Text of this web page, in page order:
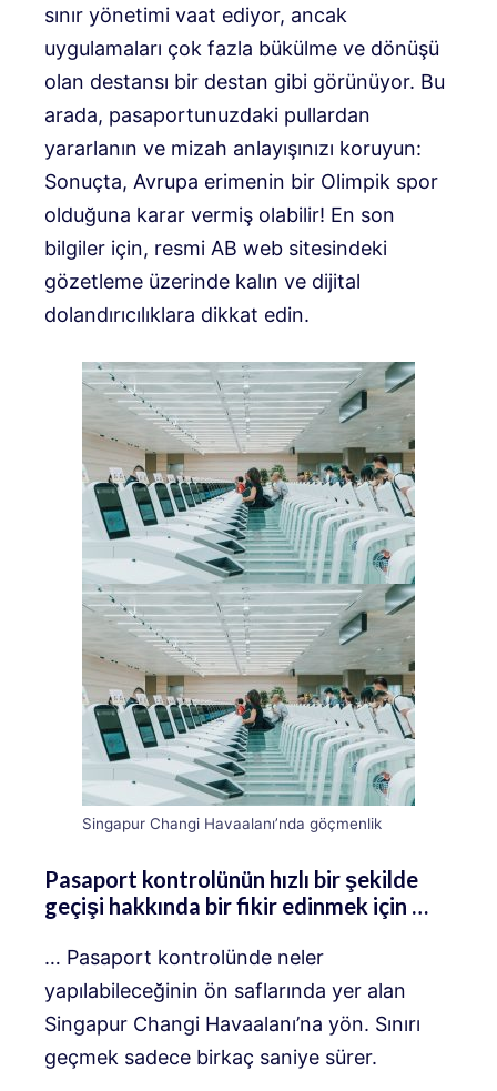
sınır yönetimi vaat ediyor, ancak
uygulamaları çok fazla bükülme ve dönüşü
olan destansı bir destan gibi görünüyor. Bu
arada, pasaportunuzdaki pullardan
yararlanın ve mizah anlayışınızı koruyun:
Sonuçta, Avrupa erimenin bir Olimpik spor
olduğuna karar vermiş olabilir! En son
bilgiler için, resmi AB web sitesindeki
gözetleme üzerinde kalın ve dijital
dolandırıcılıklara dikkat edin.
Singapur Changi Havaalanı’nda göçmenlik
Pasaport kontrolünün hızlı bir şekilde
geçişi hakkında bir fikir edinmek için …
… Pasaport kontrolünde neler
yapılabileceğinin ön saflarında yer alan
Singapur Changi Havaalanı’na yön. Sınırı
geçmek sadece birkaç saniye sürer.